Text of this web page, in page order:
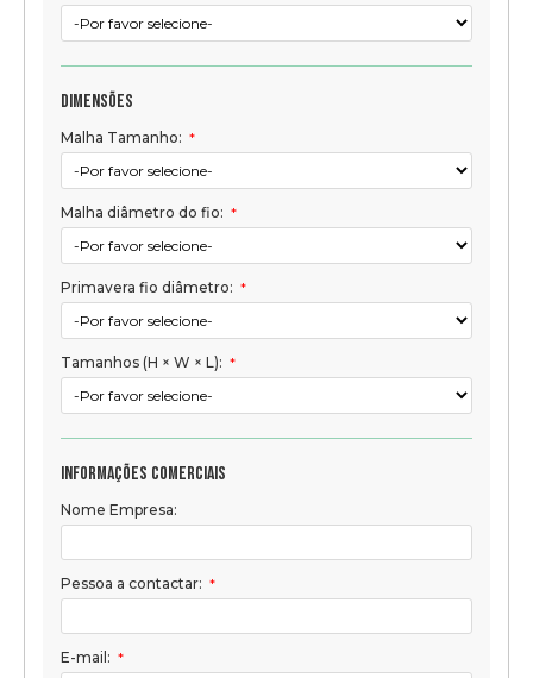
Dimensões
Malha Tamanho: *
Malha diâmetro do fio: *
Primavera fio diâmetro: *
Tamanhos (H × W × L): *
Informações comerciais
Nome Empresa:
Pessoa a contactar: *
E-mail: *